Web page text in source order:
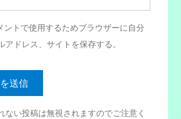
ントで使用するためブラウザーに自分
アドレス、サイトを保存する。
ない投稿は無視されますのでご注意く